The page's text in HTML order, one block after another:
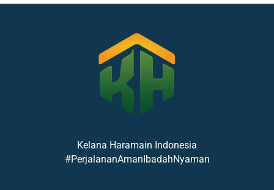
Kelana Haramain Indonesia
#PerjalananAmanIbadahNyaman